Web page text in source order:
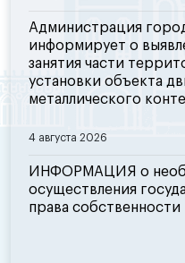
Администрация
информирует о
занятия части
установки объекта
металлического
4 августа 2026
ИНФОРМАЦИЯ о
осуществления
права собственности